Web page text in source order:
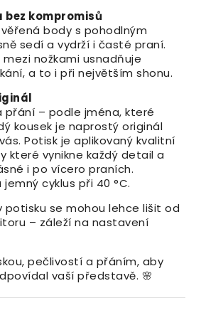
bez kompromisů
body s pohodlným
sedí a vydrží i časté praní.
nožkami usnadňuje
a to i při největším shonu.
přání – podle jména, které
kousek je naprostý originál
Potisk je aplikovaný kvalitní
které vynikne každý detail a
i po vícero praních.
cyklus při 40 °C.
potisku se mohou lehce lišit od
– záleží na nastavení
pečlivostí a přáním, aby
vaší představě. 🌸